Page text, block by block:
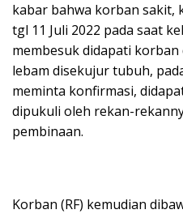
kabar bahwa korban sakit,
tgl 11 Juli 2022 pada saat
membesuk didapati
lebam disekujur tubuh,
meminta konfirmasi,
dipukuli oleh rekan-
pembinaan.
Korban (RF) kemudian